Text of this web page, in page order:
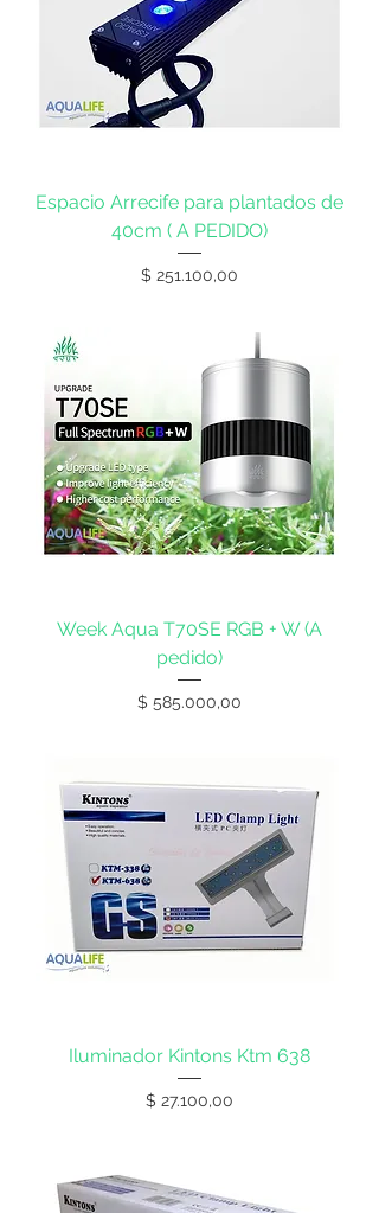
Espacio Arrecife para plantados de
40cm ( A PEDIDO)
Precio
$ 251.100,00
Week Aqua T70SE RGB + W (A
pedido)
Precio
$ 585.000,00
Iluminador Kintons Ktm 638
Precio
$ 27.100,00